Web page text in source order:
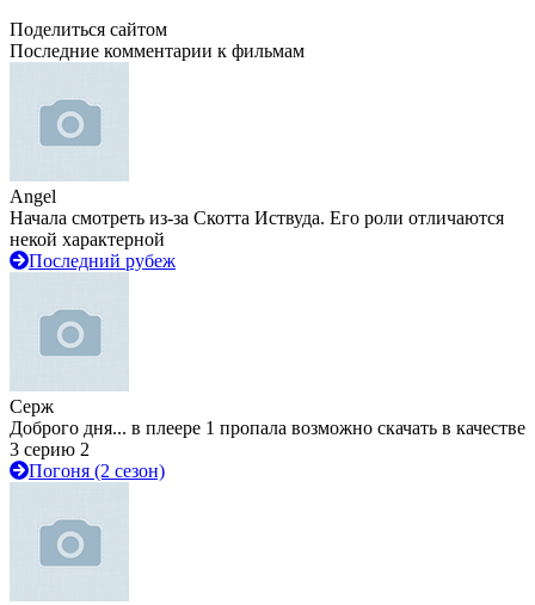
Поделиться сайтом
Последние комментарии к фильмам
Angel
Начала смотреть из-за Скотта Иствуда. Его роли отличаются
некой характерной
Последний рубеж
Серж
Доброго дня... в плеере 1 пропала возможно скачать в качестве
3 серию 2
Погоня (2 сезон)